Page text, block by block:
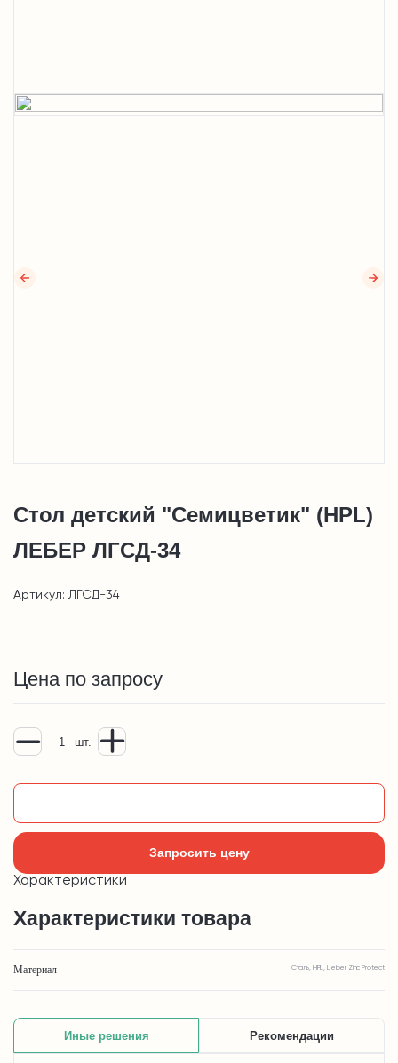
Стол детский "Семицветик" (HPL)
ЛЕБЕР ЛГСД-34
Артикул: ЛГСД-34
Цена по запросу
шт.
Запросить цену
Характеристики
Характеристики товара
Материал Сталь, HPL, Leber Zinc Protect
Иные решения Рекомендации